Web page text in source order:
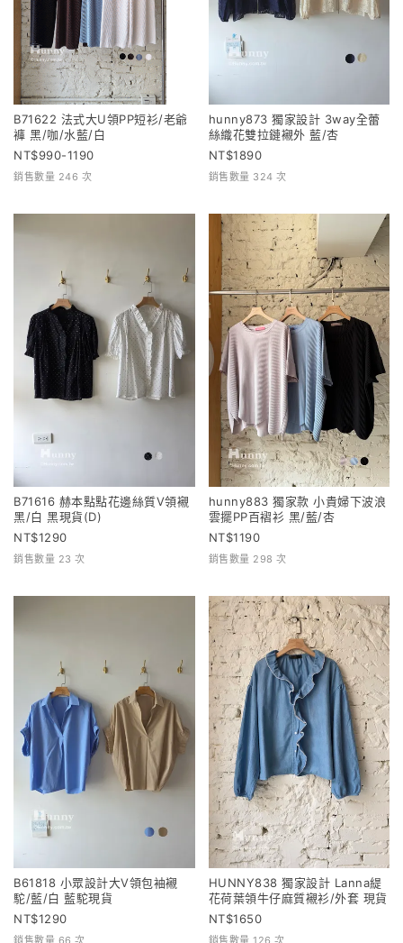
B71622 法式大U領PP短衫/老爺
褲 黑/咖/水藍/白
990-1190
銷售數量 246 次
hunny873 獨家設計 3way全蕾
絲織花雙拉鏈襯外 藍/杏
1890
銷售數量 324 次
B71616 赫本點點花邊絲質V領襯
黑/白 黑現貨(D)
1290
銷售數量 23 次
hunny883 獨家款 小貴婦下波浪
雲擺PP百褶衫 黑/藍/杏
1190
銷售數量 298 次
B61818 小眾設計大V領包袖襯
駝/藍/白 藍駝現貨
1290
銷售數量 66 次
HUNNY838 獨家設計 Lanna緹
花荷葉領牛仔麻質襯衫/外套 現貨
1650
銷售數量 126 次